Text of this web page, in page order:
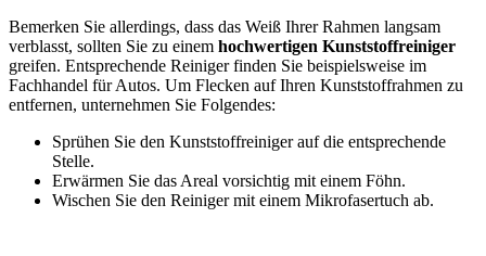
Bemerken Sie allerdings, dass das Weiß Ihrer Rahmen langsam
verblasst, sollten Sie zu einem hochwertigen Kunststoffreiniger
greifen. Entsprechende Reiniger finden Sie beispielsweise im
Fachhandel für Autos. Um Flecken auf Ihren Kunststoffrahmen zu
entfernen, unternehmen Sie Folgendes:
Sprühen Sie den Kunststoffreiniger auf die entsprechende
Stelle.
Erwärmen Sie das Areal vorsichtig mit einem Föhn.
Wischen Sie den Reiniger mit einem Mikrofasertuch ab.